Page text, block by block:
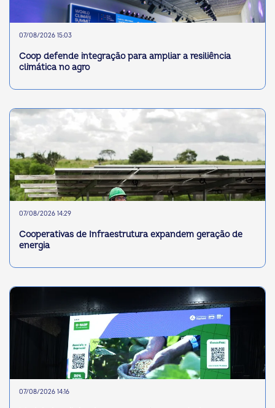
07/08/2026 15:03
Coop defende integração para ampliar a resiliência
climática no agro
07/08/2026 14:29
Cooperativas de Infraestrutura expandem geração de
energia
07/08/2026 14:16